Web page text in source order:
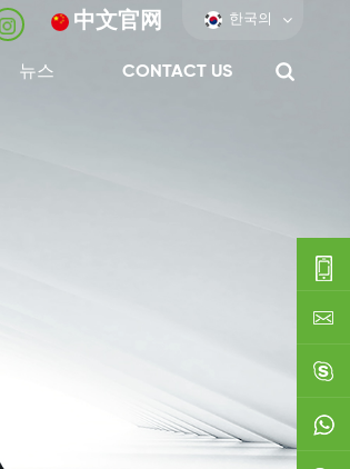
中文官网 한국의
뉴스 CONTACT US
0086-
0592-